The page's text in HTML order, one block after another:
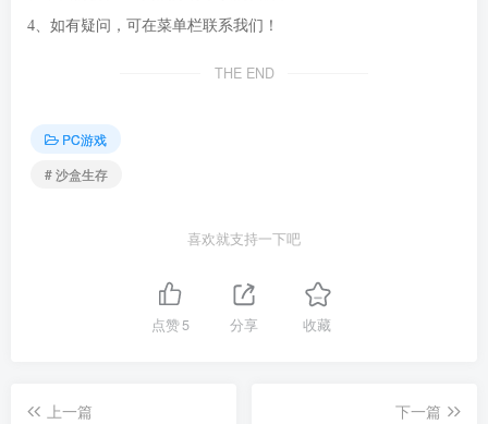
4、如有疑问，可在菜单栏联系我们！
THE END
PC游戏
# 沙盒生存
喜欢就支持一下吧
点赞5 分享 收藏
上一篇
下一篇